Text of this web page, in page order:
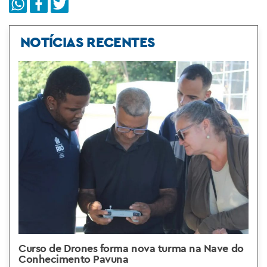
NOTÍCIAS RECENTES
Curso de Drones forma nova turma na Nave do
Conhecimento Pavuna